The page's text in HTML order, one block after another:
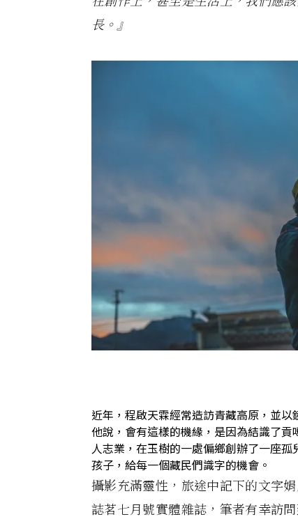
長。』
近年，程啟天霖經常造訪青藏高原，並
他說，會有這樣的機緣，是因為結識了
人志業，在玉樹的一處偏鄉創辦了一座
孩子，給每一個藏民們識字的機會。
攝影充滿靈性，旅途中記下的文字
誌茗七月號實體雜誌，筆者有幸訪